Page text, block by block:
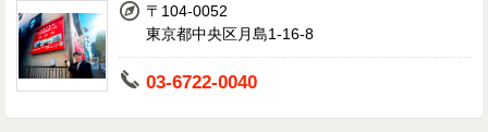
〒104-0052
東京都中央区月島1-16-8
03-6722-0040